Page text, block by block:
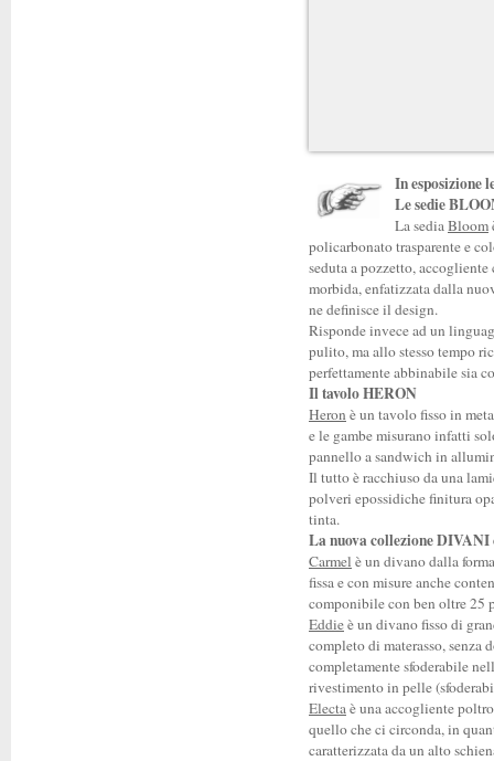
In esposizione
Le sedie
La sediaBloom
policarbonato trasparente e
seduta a pozzetto,
morbida, enfatizzata dalla
ne definisce il design.
Risponde invece ad un
pulito, ma allo stesso tempo
perfettamente abbinabile sia
Il tavolo HERON
Heron è un tavolo fisso in
e le gambe misurano infatti
pannello a sandwich in
Il tutto è racchiuso da una
polveri epossidiche finitura
tinta.
La nuova collezione
Carmel è un divano dalla
fissa e con misure anche
componibile con ben oltre 25
Eddieè un divano fisso di
completo di materasso, senza
completamente sfoderabile
rivestimento in pelle
Electaè una accogliente
quello che ci circonda, in
caratterizzata da un alto